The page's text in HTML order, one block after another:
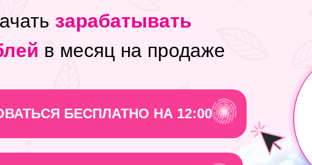
зарабатывать
в месяц на продаже
БЕСПЛАТНО НА 12:00